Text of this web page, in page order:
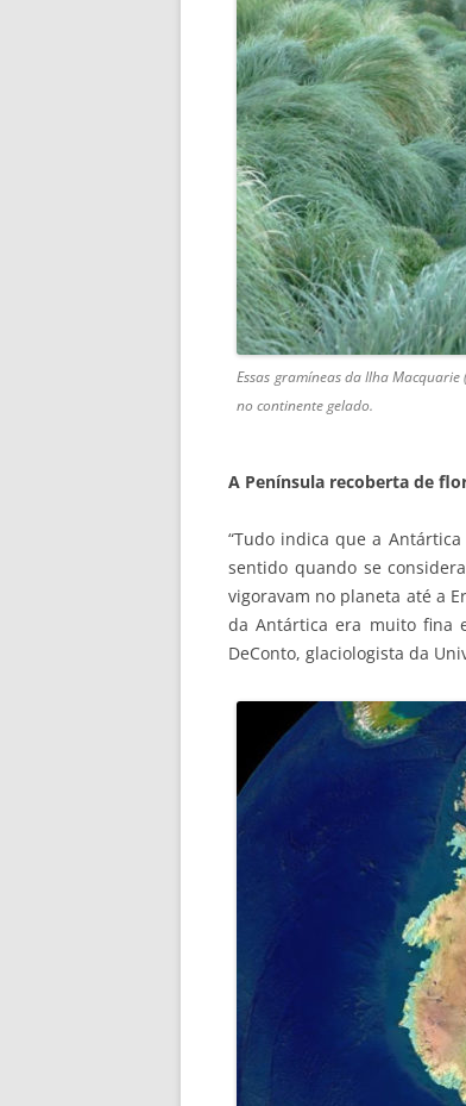
Essas gramíneas da Ilha
no continente gelado.
A Península recoberta de
“Tudo indica que a
sentido quando se
vigoravam no planeta até a
da Antártica era muito fina
DeConto, glaciologista da